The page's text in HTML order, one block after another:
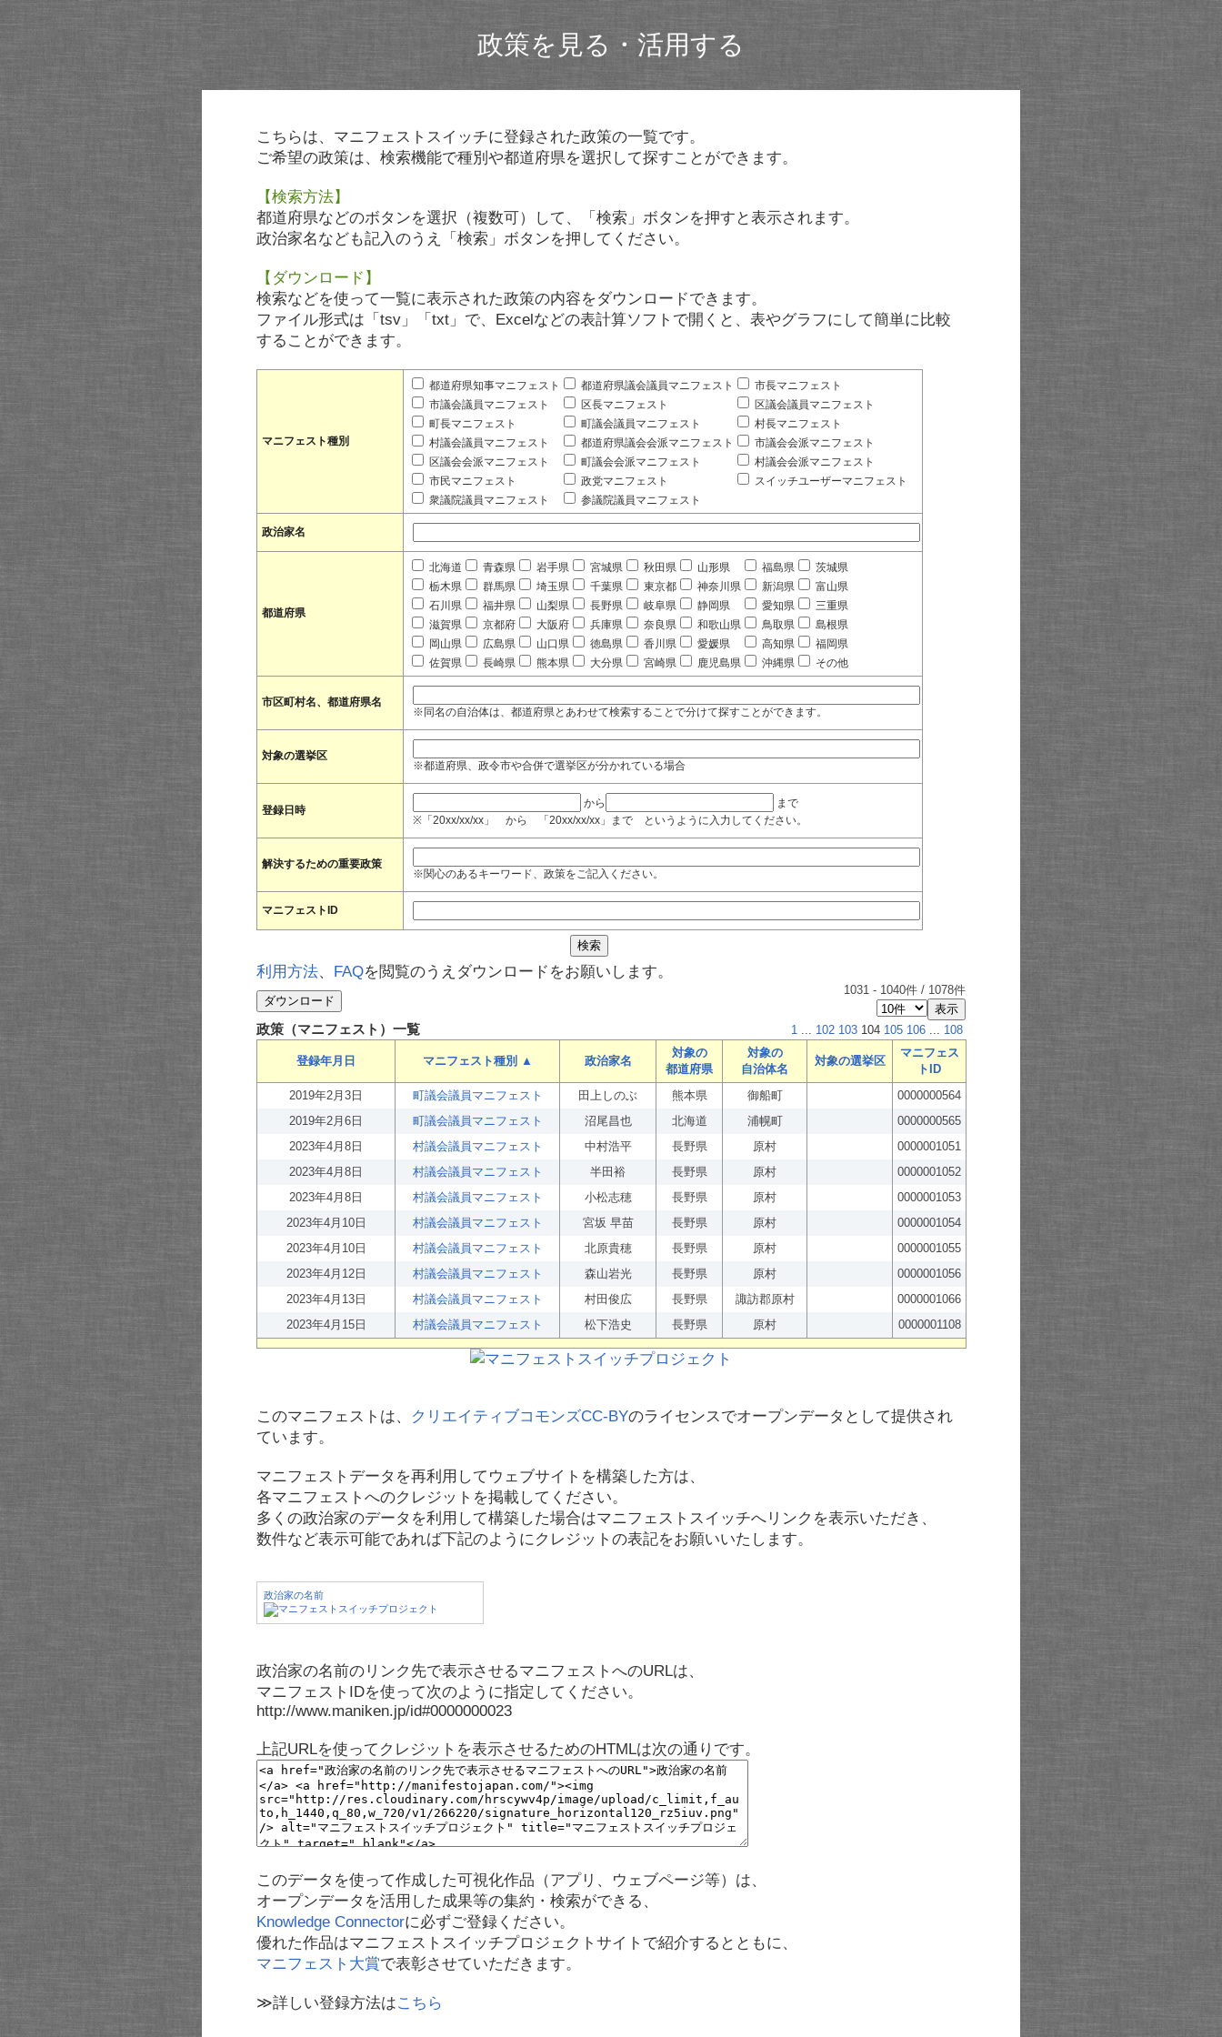
政策を見る・活用する
こちらは、マニフェストスイッチに登録された政策の一覧です。
ご希望の政策は、検索機能で種別や都道府県を選択して探すことができます。
【検索方法】
都道府県などのボタンを選択（複数可）して、「検索」ボタンを押すと表示されます。
政治家名なども記入のうえ「検索」ボタンを押してください。
【ダウンロード】
検索などを使って一覧に表示された政策の内容をダウンロードできます。
ファイル形式は「tsv」「txt」で、Excelなどの表計算ソフトで開くと、表やグラフにして簡単に比較
することができます。
マニフェスト種別
都道府県知事マニフェスト 都道府県議会議員マニフェスト
市長マニフェスト
市議会議員マニフェスト
区長マニフェスト
区議会議員マニフェスト
町長マニフェスト
町議会議員マニフェスト
村長マニフェスト
村議会議員マニフェスト
都道府県議会会派マニフェスト
市議会会派マニフェスト
区議会会派マニフェスト
町議会会派マニフェスト
村議会会派マニフェスト
市民マニフェスト
政党マニフェスト
スイッチユーザーマニフェスト
衆議院議員マニフェスト
参議院議員マニフェスト
政治家名
都道府県
北海道 青森県 岩手県 宮城県 秋田県 山形県 福島県
茨城県
栃木県
群馬県 埼玉県 千葉県 東京都 神奈川県 新潟県
富山県
石川県
福井県 山梨県 長野県 岐阜県 静岡県 愛知県
三重県
滋賀県
京都府 大阪府 兵庫県 奈良県 和歌山県 鳥取県
島根県
岡山県
広島県 山口県 徳島県 香川県 愛媛県 高知県
福岡県
佐賀県
長崎県 熊本県 大分県 宮崎県 鹿児島県 沖縄県 その他
市区町村名、都道府県名
※同名の自治体は、都道府県とあわせて検索することで分けて探すことができます。
対象の選挙区
※都道府県、政令市や合併で選挙区が分かれている場合
登録日時
から
まで
※「20xx/xx/xx」 から 「20xx/xx/xx」まで というように入力してください。
解決するための重要政策
※関心のあるキーワード、政策をご記入ください。
マニフェストID
利用方法、 FAQを閲覧のうえダウンロードをお願いします。
1031 - 1040件 / 1078件
政策（マニフェスト）一覧 1 ... 102 103 104 105 106 ... 108
登録年月日 マニフェスト種別 ▲ 政治家名
対象の
都道府県
対象の
自治体名
対象の選挙区
マニフェス
トID
2019年2月3日
町議会議員マニフェスト 田上しのぶ 熊本県 御船町
0000000564
2019年2月6日
町議会議員マニフェスト 沼尾昌也 北海道 浦幌町
0000000565
2023年4月8日
村議会議員マニフェスト 中村浩平 長野県 原村
0000001051
2023年4月8日
村議会議員マニフェスト 半田裕 長野県 原村
0000001052
2023年4月8日
村議会議員マニフェスト 小松志穂 長野県 原村
0000001053
2023年4月10日
村議会議員マニフェスト 宮坂 早苗 長野県 原村
0000001054
2023年4月10日
村議会議員マニフェスト 北原貴穂 長野県 原村
0000001055
2023年4月12日
村議会議員マニフェスト 森山岩光 長野県 原村
0000001056
2023年4月13日
村議会議員マニフェスト 村田俊広 長野県 諏訪郡原村
0000001066
2023年4月15日
村議会議員マニフェスト 松下浩史 長野県 原村 0000001108
このマニフェストは、 クリエイティブコモンズCC-BYのライセンスでオープンデータとして提供され
ています。
マニフェストデータを再利用してウェブサイトを構築した方は、
各マニフェストへのクレジットを掲載してください。
多くの政治家のデータを利用して構築した場合はマニフェストスイッチへリンクを表示いただき、
数件など表示可能であれば下記のようにクレジットの表記をお願いいたします。
政治家の名前
政治家の名前のリンク先で表示させるマニフェストへのURLは、
マニフェストIDを使って次のように指定してください。
http://www.maniken.jp/id#0000000023
上記URLを使ってクレジットを表示させるためのHTMLは次の通りです。
このデータを使って作成した可視化作品（アプリ、ウェブページ等）は、
オープンデータを活用した成果等の集約・検索ができる、
Knowledge Connectorに必ずご登録ください。
優れた作品はマニフェストスイッチプロジェクトサイトで紹介するとともに、
マニフェスト大賞で表彰させていただきます。
≫詳しい登録方法はこちら